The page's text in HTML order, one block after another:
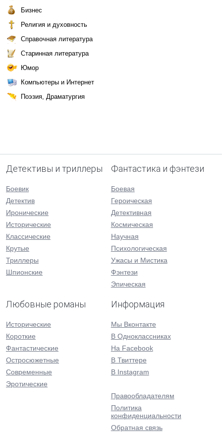
Бизнес
Религия и духовность
Справочная литература
Старинная литература
Юмор
Компьютеры и Интернет
Поэзия, Драматургия
Детективы и триллеры
Боевик
Детектив
Иронические
Исторические
Классические
Крутые
Триллеры
Шпионские
Фантастика и фэнтези
Боевая
Героическая
Детективная
Космическая
Научная
Психологическая
Ужасы и Мистика
Фэнтези
Эпическая
Любовные романы
Исторические
Короткие
Фантастические
Остросюжетные
Современные
Эротические
Информация
Мы Вконтакте
В Одноклассниках
На Facebook
В Твиттере
В Instagram
Правообладателям
Политика
конфиденциальности
Обратная связь